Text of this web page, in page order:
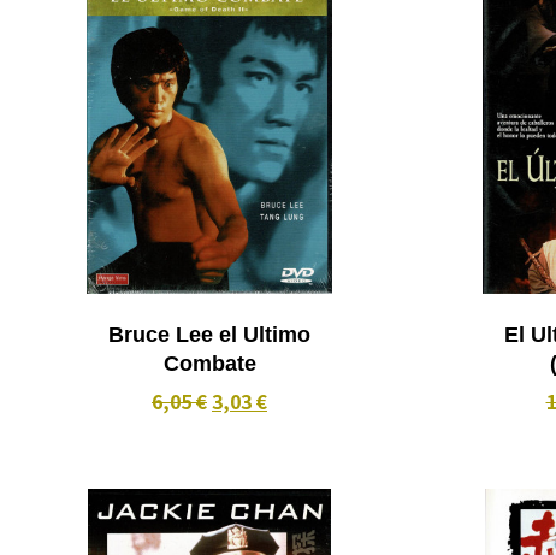
Bruce Lee el Ultimo
Combate
6,05 €3,03 €
El